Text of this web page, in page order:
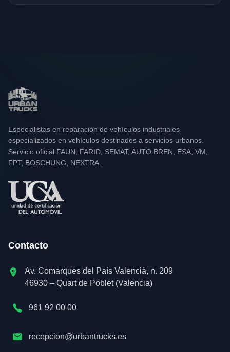
Especialistas en reparación de vehículos industriales
especializados en vehículos destinados a servicios urbanos.
Servicio oficial FAUN, FARID, SEMAT, AUTO BREN, ESA, VM,
FPT, BOSCHUNG, NEXTRA.
Contacto
Av. Comarques del País Valencià, n. 209
46930 – Quart de Poblet (Valencia)
961 92 00 00
recepcion@urbantrucks.es